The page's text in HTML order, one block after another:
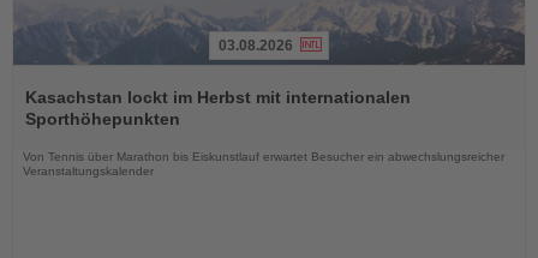
Sie
die
Nachrichten
03.08.2026
Kasachstan lockt im Herbst mit internationalen
Sporthöhepunkten
Von Tennis über Marathon bis Eiskunstlauf erwartet Besucher ein abwechslungsreicher
Veranstaltungskalender